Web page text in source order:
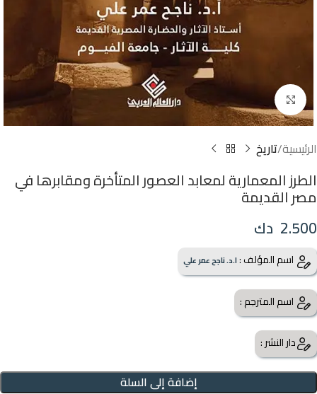
Click to enlarge
الرئيسية تاريخ
الطرز المعمارية لمعابد العصور المتأخرة ومقابرها في
مصر القديمة
2.500 دك
اسم المؤلف :ا.د. ناجح عمر علي
اسم المترجم :
دار النشر :
إضافة إلى السلة